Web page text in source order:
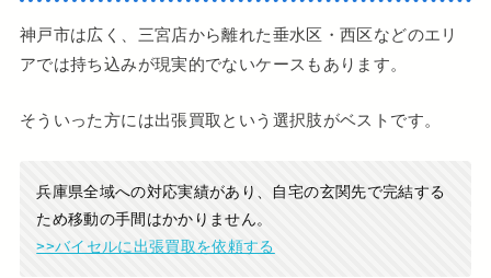
神戸市は広く、三宮店から離れた垂水区・西区などのエリ
アでは持ち込みが現実的でないケースもあります。
そういった方には出張買取という選択肢がベストです。
兵庫県全域への対応実績があり、自宅の玄関先で完結する
ため移動の手間はかかりません。
>>バイセルに出張買取を依頼する